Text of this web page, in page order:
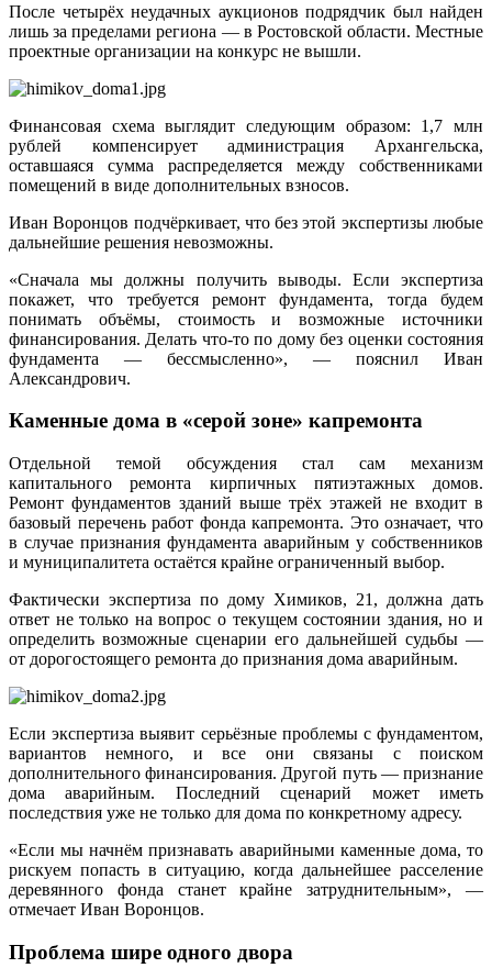
После четырёх неудачных аукционов подрядчик был найден
лишь за пределами региона — в Ростовской области. Местные
проектные организации на конкурс не вышли.
Финансовая схема выглядит следующим образом: 1,7 млн
рублей компенсирует администрация Архангельска,
оставшаяся сумма распределяется между собственниками
помещений в виде дополнительных взносов.
Иван Воронцов подчёркивает, что без этой экспертизы любые
дальнейшие решения невозможны.
«Сначала мы должны получить выводы. Если экспертиза
покажет, что требуется ремонт фундамента, тогда будем
понимать объёмы, стоимость и возможные источники
финансирования. Делать что-то по дому без оценки состояния
фундамента — бессмысленно», — пояснил Иван
Александрович.
Каменные дома в «серой зоне» капремонта
Отдельной темой обсуждения стал сам механизм
капитального ремонта кирпичных пятиэтажных домов.
Ремонт фундаментов зданий выше трёх этажей не входит в
базовый перечень работ фонда капремонта. Это означает, что
в случае признания фундамента аварийным у собственников
и муниципалитета остаётся крайне ограниченный выбор.
Фактически экспертиза по дому Химиков, 21, должна дать
ответ не только на вопрос о текущем состоянии здания, но и
определить возможные сценарии его дальнейшей судьбы —
от дорогостоящего ремонта до признания дома аварийным.
Если экспертиза выявит серьёзные проблемы с фундаментом,
вариантов немного, и все они связаны с поиском
дополнительного финансирования. Другой путь — признание
дома аварийным. Последний сценарий может иметь
последствия уже не только для дома по конкретному адресу.
«Если мы начнём признавать аварийными каменные дома, то
рискуем попасть в ситуацию, когда дальнейшее расселение
деревянного фонда станет крайне затруднительным», —
отмечает Иван Воронцов.
Проблема шире одного двора